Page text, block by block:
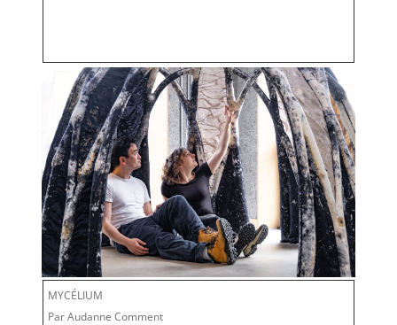
MYCÉLIUM
Par Audanne Comment